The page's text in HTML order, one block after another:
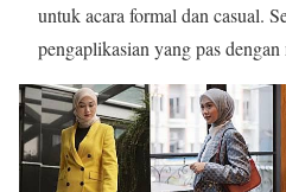
untuk acara formal dan casual.
pengaplikasian yang pas